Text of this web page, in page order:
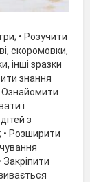
• Розучити
скоромовки,
інші зразки
знання
Ознайомити
і
з
Розширити
Закріпити